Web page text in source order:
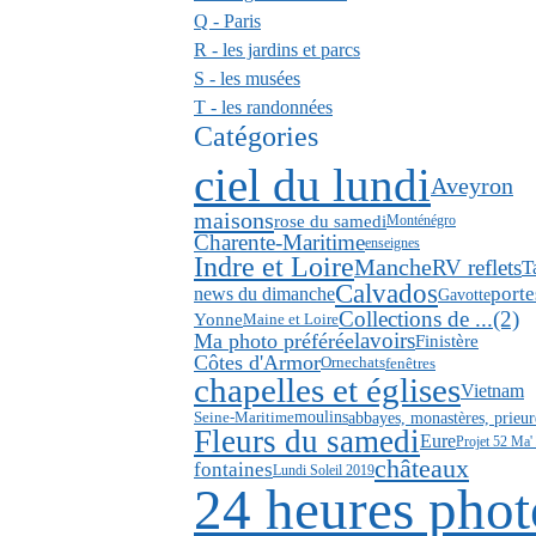
Q - Paris
R - les jardins et parcs
S - les musées
T - les randonnées
Catégories
ciel du lundiAveyron
maisonsrose du samediMonténégro
Charente-Maritimeenseignes
Indre et LoireMancheRV reflets
news du dimancheCalvadosGavotte
YonneMaine et LoireCollections de ...(2)
Ma photo préféréelavoirsFinistère
Côtes d'ArmorOrnechatsfenêtres
chapelles et églisesVietnam
Seine-Maritimemoulinsabbayes, monastères,
Fleurs du samediEureProjet 52 Ma'
fontainesLundi Soleil 2019châteaux
24 heures